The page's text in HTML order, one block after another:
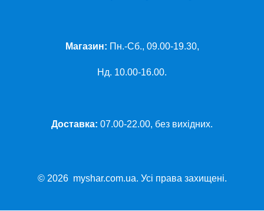
Магазин: Пн.-Сб., 09.00-19.30,
Нд. 10.00-16.00.
Доставка: 07.00-22.00, без вихідних.
© 2026 myshar.com.ua. Усі права захищені.